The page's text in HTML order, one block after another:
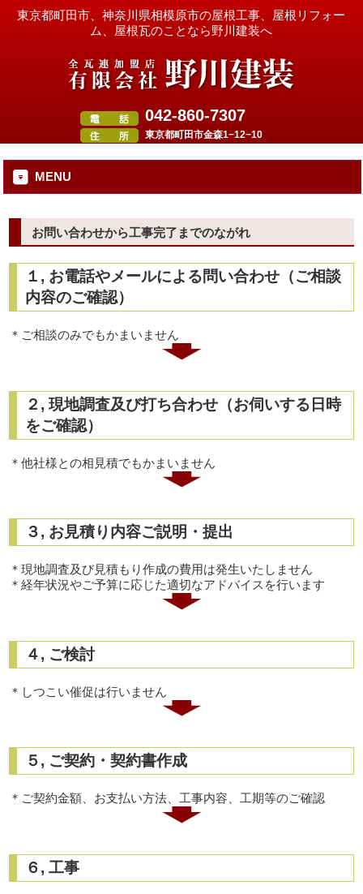
東京都町田市、神奈川県相模原市の屋根工事、屋根リフォー
ム、屋根瓦のことなら野川建装へ
042-860-7307
東京都町田市金森1−12−10
MENU
お問い合わせから工事完了までのながれ
１, お電話やメールによる問い合わせ（ご相談
内容のご確認）
＊ご相談のみでもかまいません
２, 現地調査及び打ち合わせ（お伺いする日時
をご確認）
＊他社様との相見積でもかまいません
３, お見積り内容ご説明・提出
＊現地調査及び見積もり作成の費用は発生いたしません
＊経年状況やご予算に応じた適切なアドバイスを行います
４, ご検討
＊しつこい催促は行いません
５, ご契約・契約書作成
＊ご契約金額、お支払い方法、工事内容、工期等のご確認
６, 工事